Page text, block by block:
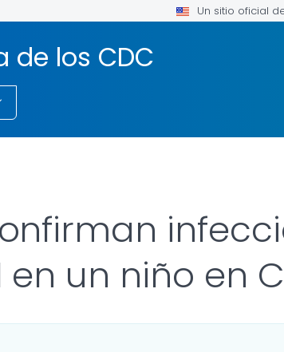
Un sitio oficial
de los CDC
en un niño en